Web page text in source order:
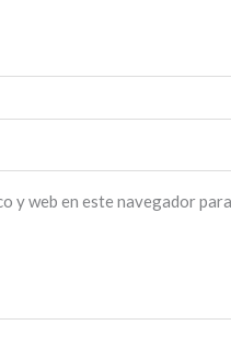
y web en este navegador